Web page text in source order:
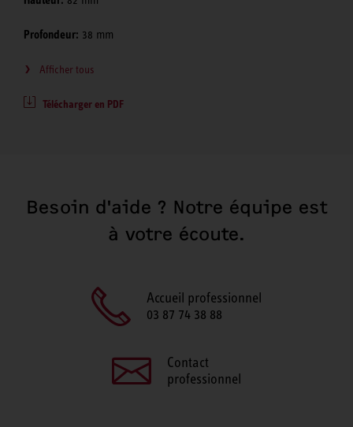
Profondeur: 38 mm
Afficher tous
Télécharger en PDF
Besoin d'aide ? Notre équipe est
à votre écoute.
Accueil professionnel
03 87 74 38 88
Contact
professionnel